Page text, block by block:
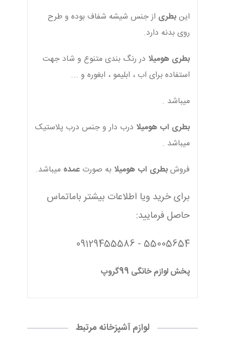
اینبطری از جنس شیشه شفاف بوده و طرح
روی بدنه دارد.
بطری هومیلا در رنگ بندی متنوع و شاد جهت
استفاده برای اب ، ابلیمو ، ابغوره و ...
میباشد .
بطری اب هومیلا درب دار و جنس درب پلاستیک
میباشد .
فروشبطری اب هومیلا به صورت عمده میباشد.
برای خرید ویا اطلاعات بیشتر باماتماس
حاصل فرمایید:
55005654 - 09129455586
پخش لوازم خانگی 99گروپ
لوازم آشپزخانه مرتبط